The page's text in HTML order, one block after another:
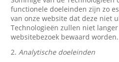
functionele doeleinden zijn zo
van onze website dat deze niet
Technologieën zullen niet
websitebezoek bewaard worden.
2.Analytische doeleinden